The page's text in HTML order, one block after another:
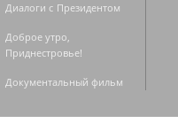
Диалоги с Президентом
Доброе утро,
Приднестровье!
Документальный фильм